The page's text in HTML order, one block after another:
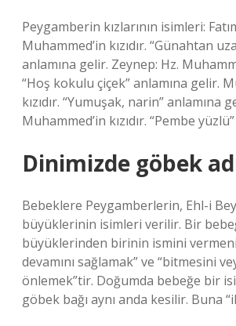
Peygamberin kızlarının isimleri:
Muhammed’in kızıdır. “Günahtan
anlamına gelir. Zeynep: Hz.
“Hoş kokulu çiçek” anlamına gelir.
kızıdır. “Yumuşak, narin” anlamına
Muhammed’in kızıdır. “Pembe
Dinimizde göbek
Bebeklere Peygamberlerin, Ehl-i
büyüklerinin isimleri verilir. Bir
büyüklerinden birinin ismini
devamını sağlamak” ve “bitmesini
önlemek”tir. Doğumda bebeğe bir
göbek bağı aynı anda kesilir. Buna